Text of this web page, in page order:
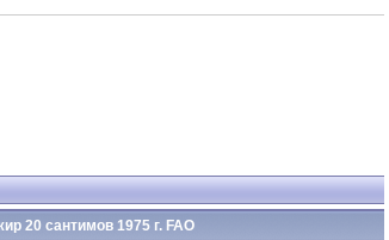
20 сантимов 1975 г. FAO